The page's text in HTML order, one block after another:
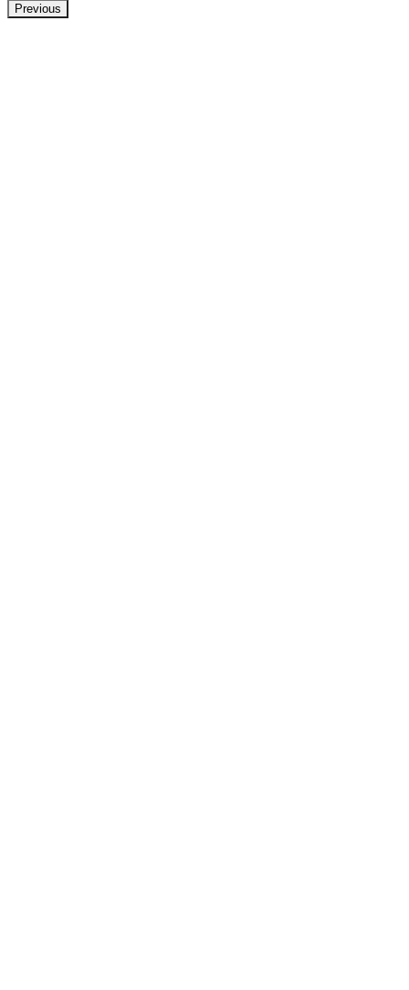
Previous